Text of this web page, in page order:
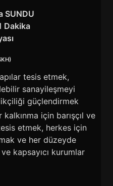
SUNDU
Dakika
tesis etmek,
sanayileşmeyi
güçlendirmek
için barışçıl ve
etmek, herkes için
ve her düzeyde
kapsayıcı kurumlar